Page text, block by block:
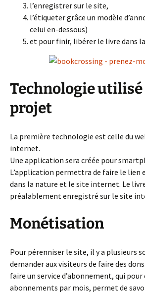
l’enregistrer sur le site,
l’étiqueter grâce un modèle
celui en-dessous)
et pour finir, libérer le livre dans
Technologie
projet
La première technologie est celle du
internet.
Une application sera créée pour
L’application permettra de faire le lien
dans la nature et le site internet. Le
préalablement enregistré sur le site
Monétisation
Pour pérenniser le site, il y a plusieurs
demander aux visiteurs de faire des dons.
faire un service d’abonnement, qui pour
abonnements par mois, permet de